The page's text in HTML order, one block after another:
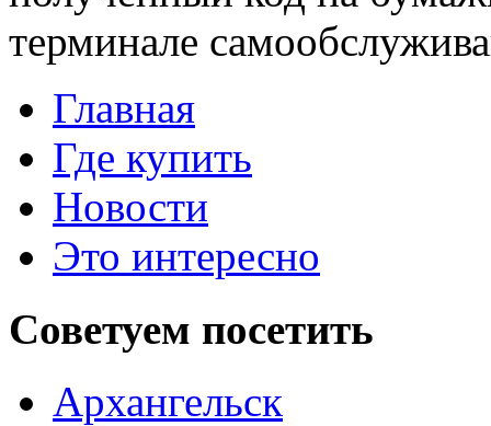
терминале
Главная
Где купить
Новости
Это интересно
Советуем посетить
Архангельск